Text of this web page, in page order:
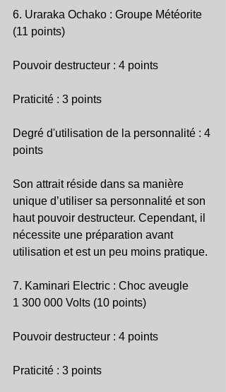
6. Uraraka Ochako : Groupe Météorite
(11 points)
Pouvoir destructeur : 4 points
Praticité : 3 points
Degré d'utilisation de la personnalité : 4
points
Son attrait réside dans sa manière
unique d’utiliser sa personnalité et son
haut pouvoir destructeur. Cependant, il
nécessite une préparation avant
utilisation et est un peu moins pratique.
7. Kaminari Electric : Choc aveugle
1 300 000 Volts (10 points)
Pouvoir destructeur : 4 points
Praticité : 3 points